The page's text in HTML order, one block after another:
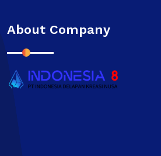
About Company